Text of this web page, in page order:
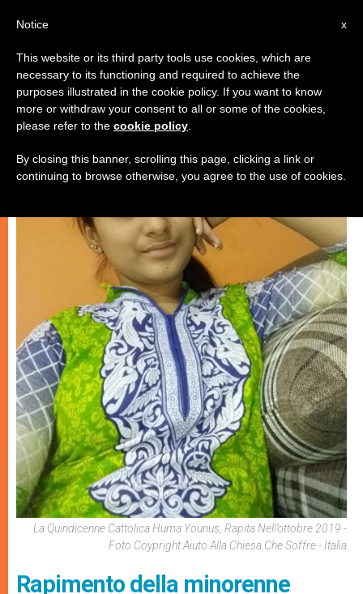
CHIESA E MONDO,CRISTIANI PERSEGUITATI
La Quindicenne Cattolica Huma Younus, Rapita Nell’ottobre 2019 -
Foto Coypright Aiuto Alla Chiesa Che Soffre - Italia
Rapimento della minorenne
x
Notice
This website or its third party tools use cookies, which are
necessary to its functioning and required to achieve the
purposes illustrated in the cookie policy. If you want to know
more or withdraw your consent to all or some of the cookies,
please refer to the cookie policy
By closing this banner, scrolling this page, clicking a link or
continuing to browse otherwise, you agree to the use of cookies.